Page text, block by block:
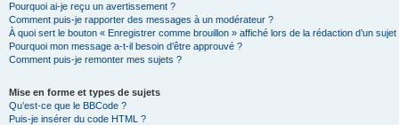
Pourquoi ai-je reçu un avertissement ?
Comment puis-je rapporter des messages à un modérateur ?
À quoi sert le bouton « Enregistrer comme brouillon » affiché lors de la rédaction d’un sujet
Pourquoi mon message a-t-il besoin d’être approuvé ?
Comment puis-je remonter mes sujets ?
Mise en forme et types de sujets
Qu’est-ce que le BBCode ?
Puis-je insérer du code HTML ?